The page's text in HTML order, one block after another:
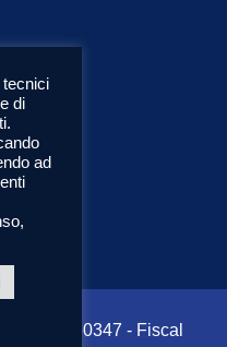
01938560347 - Fiscal
di
ad